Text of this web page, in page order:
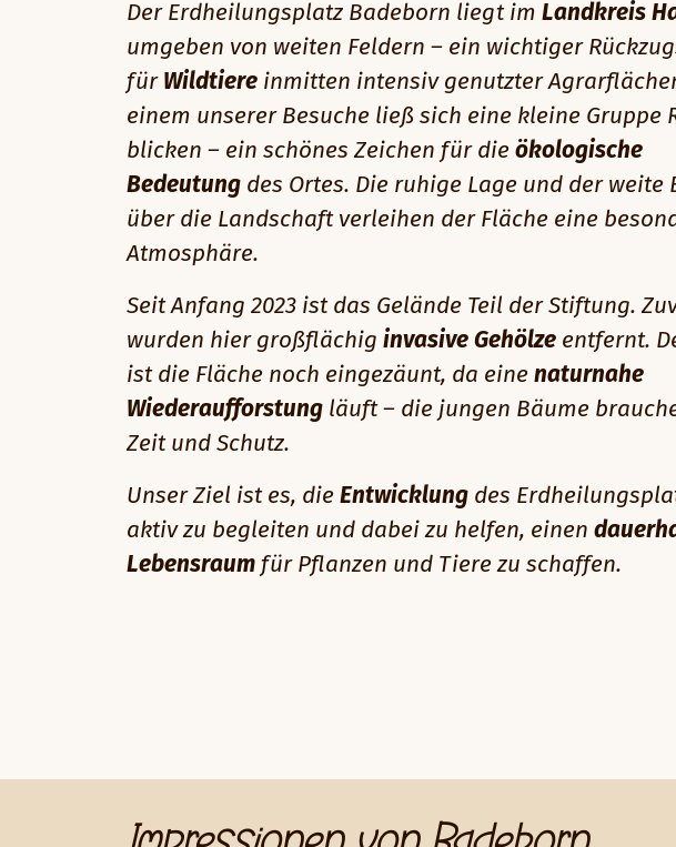
Der Erdheilungsplatz Badeborn liegt im Landkreis
umgeben von weiten Feldern – ein wichtiger
für Wildtiere inmitten intensiv genutzter
einem unserer Besuche ließ sich eine kleine Gruppe
blicken – ein schönes Zeichen für die ökologische
Bedeutung des Ortes. Die ruhige Lage und der weite
über die Landschaft verleihen der Fläche eine
Atmosphäre.
Seit Anfang 2023 ist das Gelände Teil der Stiftung.
wurden hier großflächig invasive Gehölze entfernt.
ist die Fläche noch eingezäunt, da eine naturnahe
Wiederaufforstung läuft – die jungen Bäume
Zeit und Schutz.
Unser Ziel ist es, die Entwicklung des
aktiv zu begleiten und dabei zu helfen, einen
Lebensraum für Pflanzen und Tiere zu schaffen.